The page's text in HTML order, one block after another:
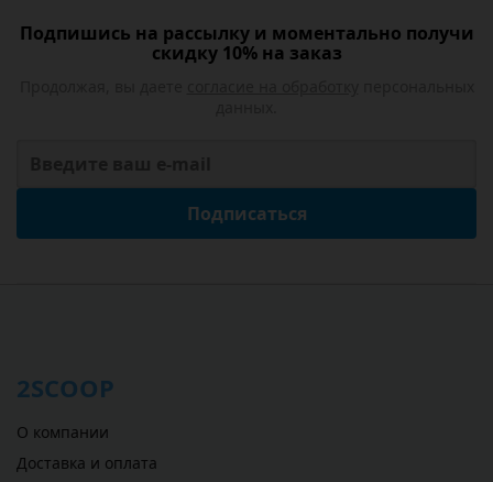
Подпишись на рассылку и моментально получи
скидку 10% на заказ
Подписаться
2SCOOP
О компании
Доставка и оплата